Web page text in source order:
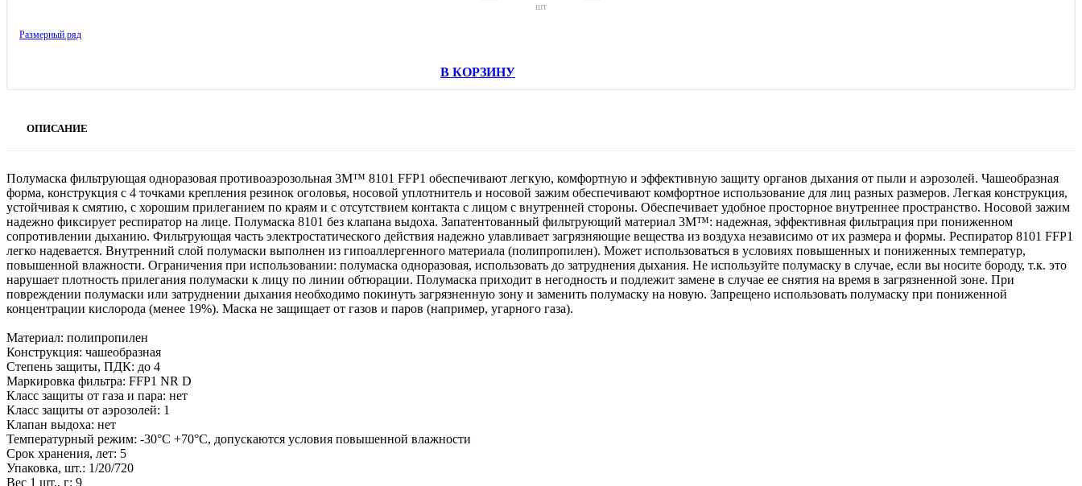
шт
Размерный ряд
В КОРЗИНУ
ОПИСАНИЕ
Полумаска фильтрующая одноразовая противоаэрозольная 3M™ 8101 FFP1 обеспечивают легкую, комфортную и эффективную защиту органов дыхания от пыли и аэрозолей. Чашеобразная
форма, конструкция с 4 точками крепления резинок оголовья, носовой уплотнитель и носовой зажим обеспечивают комфортное использование для лиц разных размеров. Легкая конструкция,
устойчивая к смятию, с хорошим прилеганием по краям и с отсутствием контакта с лицом с внутренней стороны. Обеспечивает удобное просторное внутреннее пространство. Носовой зажим
надежно фиксирует респиратор на лице. Полумаска 8101 без клапана выдоха. Запатентованный фильтрующий материал 3M™: надежная, эффективная фильтрация при пониженном
сопротивлении дыханию. Фильтрующая часть электростатического действия надежно улавливает загрязняющие вещества из воздуха независимо от их размера и формы. Респиратор 8101 FFP1
легко надевается. Внутренний слой полумаски выполнен из гипоаллергенного материала (полипропилен). Может использоваться в условиях повышенных и пониженных температур,
повышенной влажности. Ограничения при использовании: полумаска одноразовая, использовать до затруднения дыхания. Не используйте полумаску в случае, если вы носите бороду, т.к. это
нарушает плотность прилегания полумаски к лицу по линии обтюрации. Полумаска приходит в негодность и подлежит замене в случае ее снятия на время в загрязненной зоне. При
повреждении полумаски или затруднении дыхания необходимо покинуть загрязненную зону и заменить полумаску на новую. Запрещено использовать полумаску при пониженной
концентрации кислорода (менее 19%). Маска не защищает от газов и паров (например, угарного газа).
Материал: полипропилен
Конструкция: чашеобразная
Степень защиты, ПДК: до 4
Маркировка фильтра: FFP1 NR D
Класс защиты от газа и пара: нет
Класс защиты от аэрозолей: 1
Клапан выдоха: нет
Температурный режим: -30°С +70°С, допускаются условия повышенной влажности
Срок хранения, лет: 5
Упаковка, шт.: 1/20/720
Вес 1 шт., г: 9